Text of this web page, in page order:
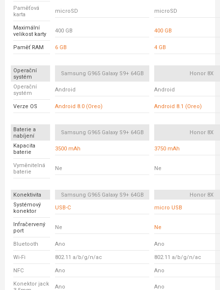
Paměťová
karta
microSD microSD
Maximální
velikost karty
400 GB 400 GB
Paměť RAM 6 GB 4 GB
Operační
systém
Samsung G965 Galaxy S9+ 64GB Honor 8X
Operační
systém
Android Android
Verze OS Android 8.0 (Oreo) Android 8.1 (Oreo)
Baterie a
nabíjení
Samsung G965 Galaxy S9+ 64GB Honor 8X
Kapacita
baterie
3500 mAh 3750 mAh
Vyměnitelná
baterie
Ne Ne
Konektivita Samsung G965 Galaxy S9+ 64GB
Honor 8X
Systémový
konektor
USB-C micro USB
Infračervený
port
Ne Ne
Bluetooth Ano Ano
Wi-Fi 802.11 a/b/g/n/ac 802.11 a/b/g/n/ac
NFC Ano Ano
Konektor jack
Ano Ano